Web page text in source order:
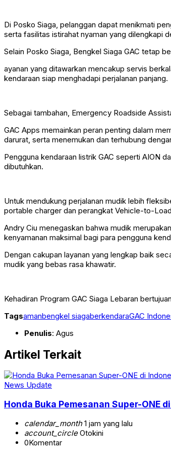
Di Posko Siaga, pelanggan dapat menikmati
serta fasilitas istirahat nyaman yang dilengkapi
Selain Posko Siaga, Bengkel Siaga GAC tetap
ayanan yang ditawarkan mencakup servis
kendaraan siap menghadapi perjalanan panjang.
Sebagai tambahan, Emergency Roadside
GAC Apps memainkan peran penting dalam
darurat, serta menemukan dan terhubung
Pengguna kendaraan listrik GAC seperti AION
dibutuhkan.
Untuk mendukung perjalanan mudik lebih
portable charger dan perangkat Vehicle-to-
Andry Ciu menegaskan bahwa mudik
kenyamanan maksimal bagi para pengguna
Dengan cakupan layanan yang lengkap baik
mudik yang bebas rasa khawatir.
Kehadiran Program GAC Siaga Lebaran
Tagsamanbengkel siagaberkendaraGAC
Penulis: Agus
Artikel Terkait
News Update
Honda Buka Pemesanan Super-ONE
calendar_month1 jam yang lalu
account_circleOtokini
0Komentar